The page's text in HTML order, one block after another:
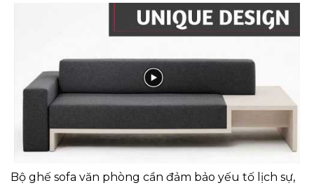
Bộ ghế sofa văn phòng cần đảm bảo yếu tố lịch sự,